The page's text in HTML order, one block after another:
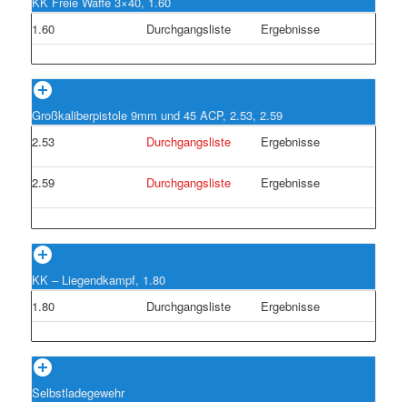
1.60
Durchgangsliste Ergebnisse
Großkaliberpistole 9mm und 45 ACP, 2.53, 2.59
2.53
Durchgangsliste Ergebnisse
2.59 Durchgangsliste Ergebnisse
KK – Liegendkampf, 1.80
1.80
Durchgangsliste Ergebnisse
Selbstladegewehr